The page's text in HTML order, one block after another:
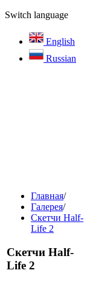
Switch language
English
Russian
Главная/
Галерея/
Скетчи Half-
Life 2
Скетчи Half-
Life 2